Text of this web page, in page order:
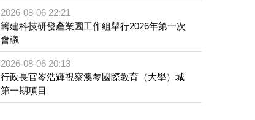
2026-08-06 22:21
籌建科技研發產業園工作組舉行2026年第一次
會議
2026-08-06 20:13
行政長官岑浩輝視察澳琴國際教育（大學）城
第一期項目